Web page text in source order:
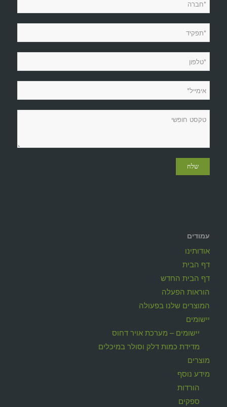
עמודים
אודותינו
דף הבית
דף הבית החדש
הוראות הפעלה
המוצרים שלנו בפעולה
יישומים
יישומים – מערכת אויר דחוס
מדידת כמות דלק וסולר במיכלים
מוצרים
מידע נוסף
הורדות
ספקים